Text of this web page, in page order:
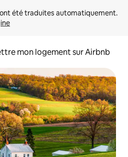
mon logement sur Airbnb